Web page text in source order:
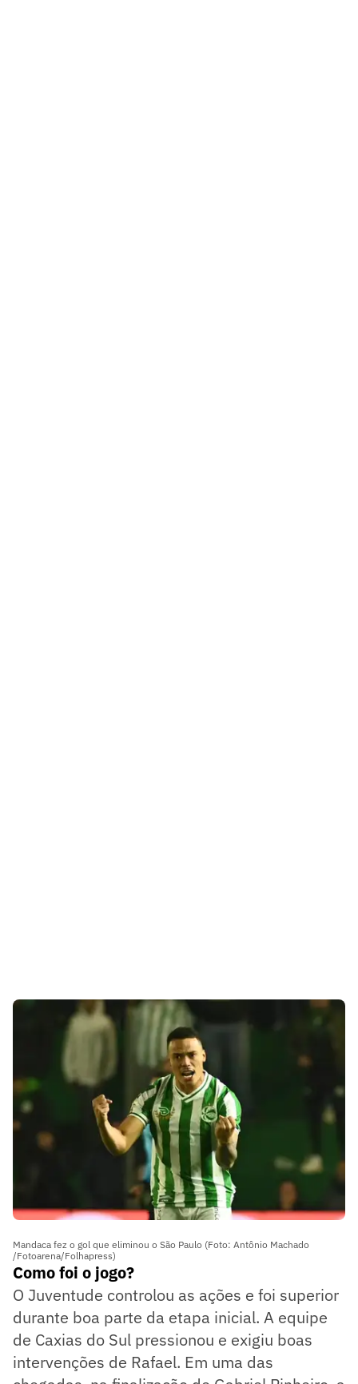
Mandaca fez o gol que eliminou o São Paulo (Foto: Antônio Machado
/Fotoarena/Folhapress)
Como foi o jogo?
O Juventude controlou as ações e foi superior
durante boa parte da etapa inicial. A equipe
de Caxias do Sul pressionou e exigiu boas
intervenções de Rafael. Em uma das